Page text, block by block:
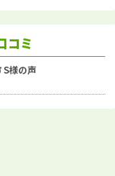
コミ
S様の声